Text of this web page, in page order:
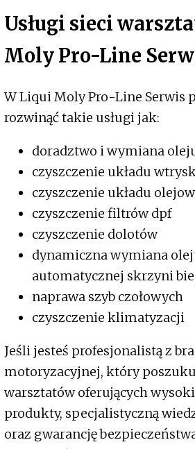
Usługi sieci
Moly Pro-Line
W Liqui Moly Pro-Line Serwis
rozwinąć takie usługi jak:
doradztwo i wymiana
czyszczenie układu
czyszczenie układu
czyszczenie filtrów dpf
czyszczenie dolotów
dynamiczna wymiana
automatycznej skrzyni
naprawa szyb czołowych
czyszczenie klimatyzacji
Jeśli jesteś profesjonalistą z
motoryzacyjnej, który
warsztatów oferujących
produkty, specjalistyczną
oraz gwarancję